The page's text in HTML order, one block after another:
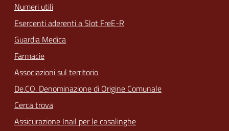
Numeri utili
Esercenti aderenti a Slot FreE-R
Guardia Medica
Farmacie
Associazioni sul territorio
De.CO. Denominazione di Origine Comunale
Cerca trova
Assicurazione Inail per le casalinghe